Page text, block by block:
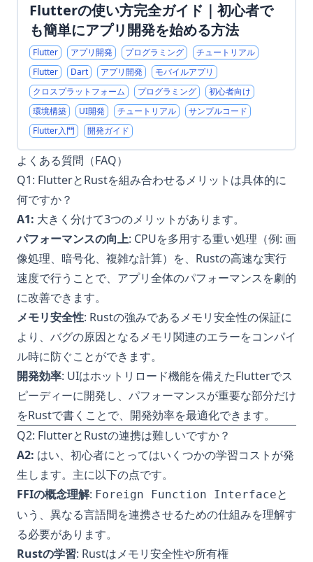
Flutterの使い方完全ガイド｜初心者で
も簡単にアプリ開発を始める方法
Flutter アプリ開発 プログラミング
チュートリアル
Flutter
Dart アプリ開発
モバイルアプリ
クロスプラットフォーム
プログラミング
初心者向け
環境構築
UI開発 チュートリアル
サンプルコード
Flutter入門
開発ガイド
よくある質問（FAQ）
Q1: FlutterとRustを組み合わせるメリットは具体的に
何ですか？
A1: 大きく分けて3つのメリットがあります。
パフォーマンスの向上: CPUを多用する重い処理（例: 画
像処理、暗号化、複雑な計算）を、Rustの高速な実行
速度で行うことで、アプリ全体のパフォーマンスを劇的
に改善できます。
メモリ安全性: Rustの強みであるメモリ安全性の保証に
より、バグの原因となるメモリ関連のエラーをコンパイ
ル時に防ぐことができます。
開発効率: UIはホットリロード機能を備えたFlutterでス
ピーディーに開発し、パフォーマンスが重要な部分だけ
をRustで書くことで、開発効率を最適化できます。
Q2: FlutterとRustの連携は難しいですか？
A2: はい、初心者にとってはいくつかの学習コストが発
生します。主に以下の点です。
FFIの概念理解: Foreign Function Interfaceと
いう、異なる言語間を連携させるための仕組みを理解す
る必要があります。
Rustの学習: Rustはメモリ安全性や所有権